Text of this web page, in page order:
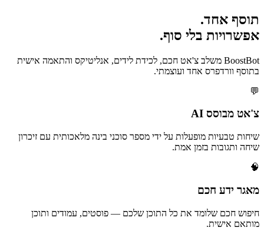
תוסף אחד.
אפשרויות בלי סוף.
BoostBot משלב צ'אט חכם, לכידת לידים, אנליטיקס והתאמה אישית
בתוסף וורדפרס אחד ועוצמתי.
💬
צ'אט מבוסס AI
שיחות טבעיות מופעלות על ידי מספר סוכני בינה מלאכותית עם זיכרון
שיחה ותגובות בזמן אמת.
🧠
מאגר ידע חכם
חיפוש חכם שלומד את כל התוכן שלכם — פוסטים, עמודים ותוכן
מותאם אישית.